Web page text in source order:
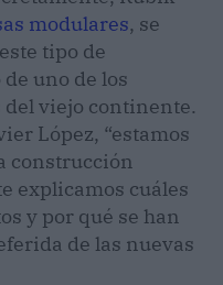
modulares, se
tipo de
uno de los
viejo continente.
López, “estamos
construcción
explicamos cuáles
y por qué se han
de las nuevas